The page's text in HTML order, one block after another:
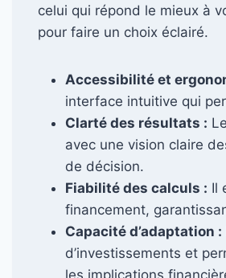
celui qui répond le mieux à
pour faire un choix éclairé.
Accessibilité et
interface intuitive qui
Clarté des résultats :
avec une vision claire
de décision.
Fiabilité des calculs : Il
financement,
Capacité d’adaptation :
d’investissements et